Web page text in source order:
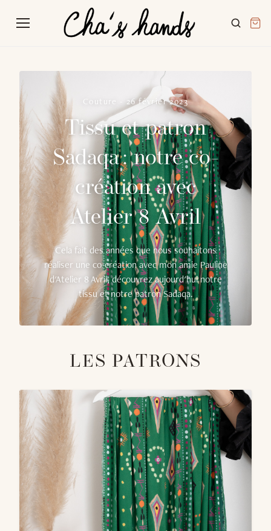
Couture 26 février 2023
Tissu et patron
Sadaqa : notre co-
création avec
Atelier 8 Avril
Cela fait des années que nous souhaitons
réaliser une co-création avec mon amie Pauline
d'Atelier 8 Avril, découvrez aujourd'hui notre
tissu et notre patron Sadaqa.
LES PATRONS